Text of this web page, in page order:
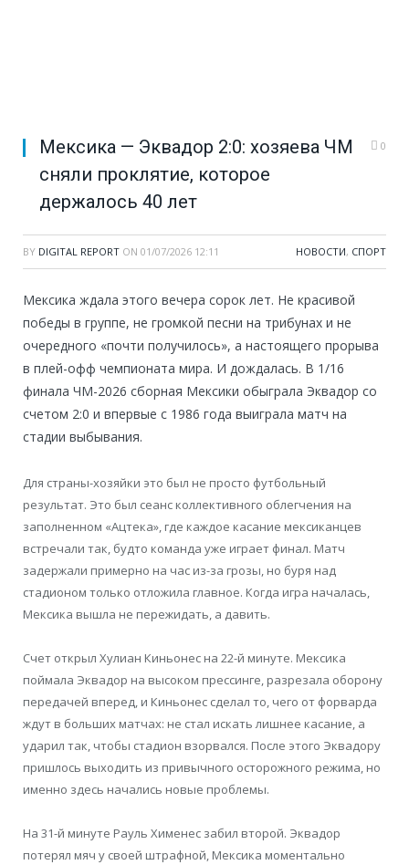
Мексика — Эквадор 2:0: хозяева ЧМ
сняли проклятие, которое
держалось 40 лет
0
BY DIGITAL REPORT ON 01/07/2026 12:11 НОВОСТИ, СПОРТ
Мексика ждала этого вечера сорок лет. Не красивой
победы в группе, не громкой песни на трибунах и не
очередного «почти получилось», а настоящего прорыва
в плей-офф чемпионата мира. И дождалась. В 1/16
финала ЧМ-2026 сборная Мексики обыграла Эквадор со
счетом 2:0 и впервые с 1986 года выиграла матч на
стадии выбывания.
Для страны-хозяйки это был не просто футбольный
результат. Это был сеанс коллективного облегчения на
заполненном «Ацтека», где каждое касание мексиканцев
встречали так, будто команда уже играет финал. Матч
задержали примерно на час из-за грозы, но буря над
стадионом только отложила главное. Когда игра началась,
Мексика вышла не пережидать, а давить.
Счет открыл Хулиан Киньонес на 22-й минуте. Мексика
поймала Эквадор на высоком прессинге, разрезала оборону
передачей вперед, и Киньонес сделал то, чего от форварда
ждут в больших матчах: не стал искать лишнее касание, а
ударил так, чтобы стадион взорвался. После этого Эквадору
пришлось выходить из привычного осторожного режима, но
именно здесь начались новые проблемы.
На 31-й минуте Рауль Хименес забил второй. Эквадор
потерял мяч у своей штрафной, Мексика моментально